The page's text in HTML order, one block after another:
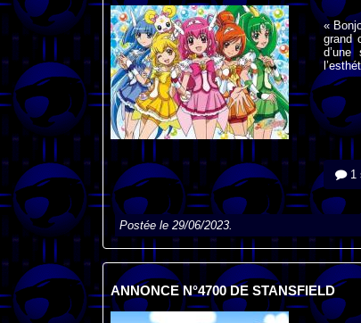
«
grand
1
Postée le 29/06/2023.
ANNONCE N°4700 DE STANSFIELD